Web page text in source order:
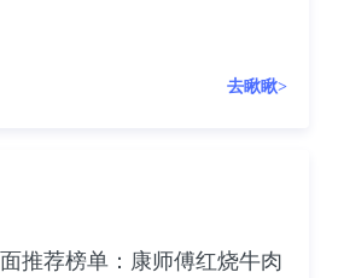
去瞅瞅>
推荐榜单：康师傅红烧牛肉